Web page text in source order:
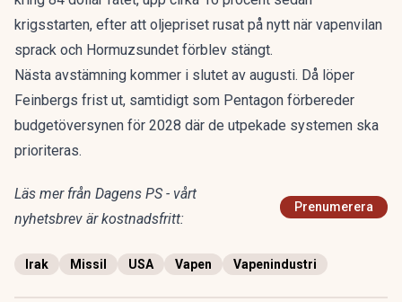
krigsstarten, efter att oljepriset rusat på nytt när vapenvilan
sprack och Hormuzsundet förblev stängt.
Nästa avstämning kommer i slutet av augusti. Då löper
Feinbergs frist ut, samtidigt som Pentagon förbereder
budgetöversynen för 2028 där de utpekade systemen ska
prioriteras.
Läs mer från Dagens PS - vårt
nyhetsbrev är kostnadsfritt:
Prenumerera
Irak Missil USA Vapen Vapenindustri